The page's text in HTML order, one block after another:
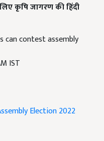
कृषि जागरण की हिंदी
can contest assembly
IST
Election 2022